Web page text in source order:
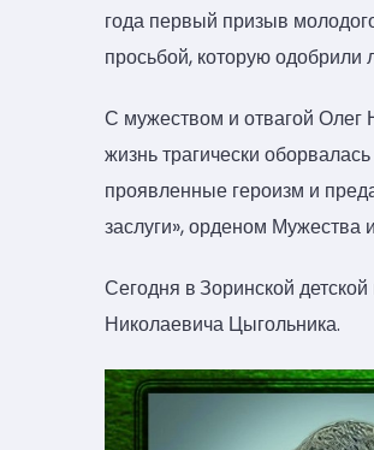
года первый призыв
просьбой, которую одобрили
С мужеством и отвагой Олег
жизнь трагически
проявленные героизм и
заслуги», орденом Мужества
Сегодня вЗоринской
Николаевича Цыгольника.